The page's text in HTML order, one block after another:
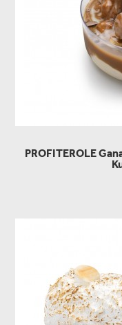
PROFITEROLE